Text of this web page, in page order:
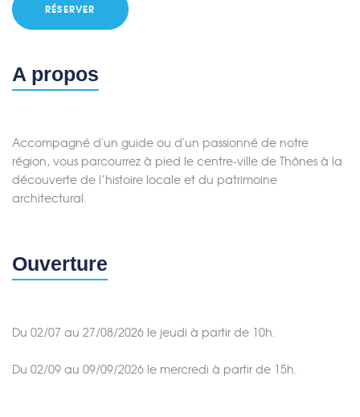
RÉSERVER
A propos
Accompagné d'un guide ou d'un passionné de notre
région, vous parcourrez à pied le centre-ville de Thônes à la
découverte de l’histoire locale et du patrimoine
architectural.
Ouverture
Du 02/07 au 27/08/2026 le jeudi à partir de 10h.
Du 02/09 au 09/09/2026 le mercredi à partir de 15h.
Merci de patienter...